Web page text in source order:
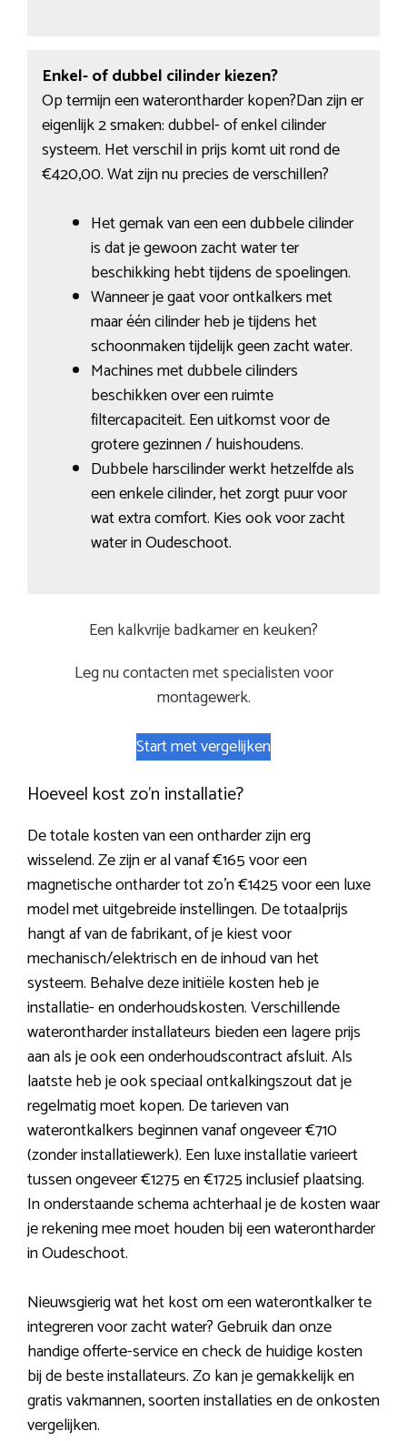
Enkel- of dubbel cilinder kiezen?
Op termijn een waterontharder kopen?Dan zijn er
eigenlijk 2 smaken: dubbel- of enkel cilinder
systeem. Het verschil in prijs komt uit rond de
€420,00. Wat zijn nu precies de verschillen?
Het gemak van een een dubbele cilinder
is dat je gewoon zacht water ter
beschikking hebt tijdens de spoelingen.
Wanneer je gaat voor ontkalkers met
maar één cilinder heb je tijdens het
schoonmaken tijdelijk geen zacht water.
Machines met dubbele cilinders
beschikken over een ruimte
filtercapaciteit. Een uitkomst voor de
grotere gezinnen / huishoudens.
Dubbele harscilinder werkt hetzelfde als
een enkele cilinder, het zorgt puur voor
wat extra comfort. Kies ook voor zacht
water in Oudeschoot.
Een kalkvrije badkamer en keuken?
Leg nu contacten met specialisten voor
montagewerk.
Start met vergelijken
Hoeveel kost zo’n installatie?
De totale kosten van een ontharder zijn erg
wisselend. Ze zijn er al vanaf €165 voor een
magnetische ontharder tot zo’n €1425 voor een luxe
model met uitgebreide instellingen. De totaalprijs
hangt af van de fabrikant, of je kiest voor
mechanisch/elektrisch en de inhoud van het
systeem. Behalve deze initiële kosten heb je
installatie- en onderhoudskosten. Verschillende
waterontharder installateurs bieden een lagere prijs
aan als je ook een onderhoudscontract afsluit. Als
laatste heb je ook speciaal ontkalkingszout dat je
regelmatig moet kopen. De tarieven van
waterontkalkers beginnen vanaf ongeveer €710
(zonder installatiewerk). Een luxe installatie varieert
tussen ongeveer €1275 en €1725 inclusief plaatsing.
In onderstaande schema achterhaal je de kosten waar
je rekening mee moet houden bij een waterontharder
in Oudeschoot.
Nieuwsgierig wat het kost om een waterontkalker te
integreren voor zacht water? Gebruik dan onze
handige offerte-service en check de huidige kosten
bij de beste installateurs. Zo kan je gemakkelijk en
gratis vakmannen, soorten installaties en de onkosten
vergelijken.